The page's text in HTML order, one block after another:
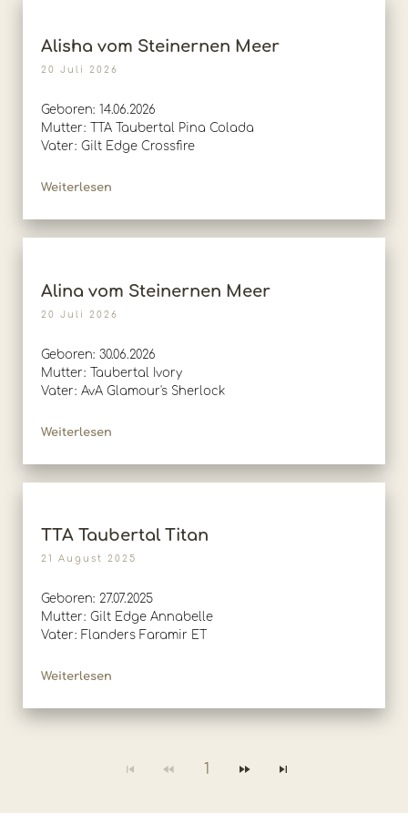
Alisha vom Steinernen Meer
20 Juli 2026
Geboren: 14.06.2026
Mutter: TTA Taubertal Pina Colada
Vater: Gilt Edge Crossfire
Weiterlesen
Alina vom Steinernen Meer
20 Juli 2026
Geboren: 30.06.2026
Mutter: Taubertal Ivory
Vater: AvA Glamour's Sherlock
Weiterlesen
TTA Taubertal Titan
21 August 2025
Geboren: 27.07.2025
Mutter: Gilt Edge Annabelle
Vater: Flanders Faramir ET
Weiterlesen
1